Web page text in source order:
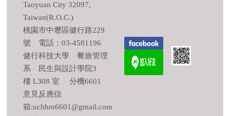
Taoyuan City 32097,
Taiwan(R.O.C.)
桃園市中壢區健行路229
號 電話：03-4581196
健行科技大學 餐旅管理
系 民生與設計學院3
樓 L308 室 分機6601
意見反應信
箱:uchhm6601@gmail.com